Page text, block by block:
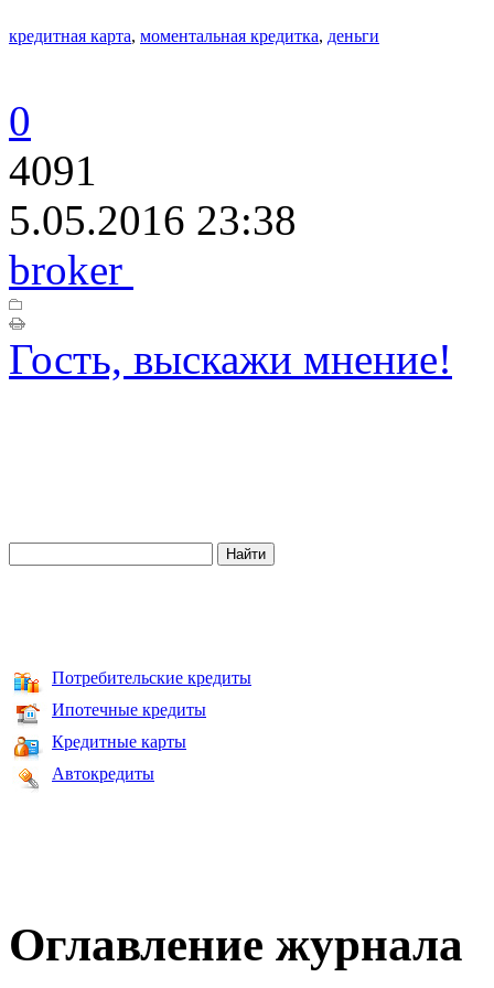
кредитная карта, моментальная кредитка, деньги
0
4091
5.05.2016 23:38
broker
Гость, выскажи мнение!
Потребительские кредиты
Ипотечные кредиты
Кредитные карты
Автокредиты
Оглавление журнала